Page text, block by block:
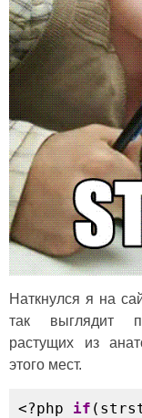
Наткнулся я на
так выглядит
растущих из
этого мест.
<?php if (